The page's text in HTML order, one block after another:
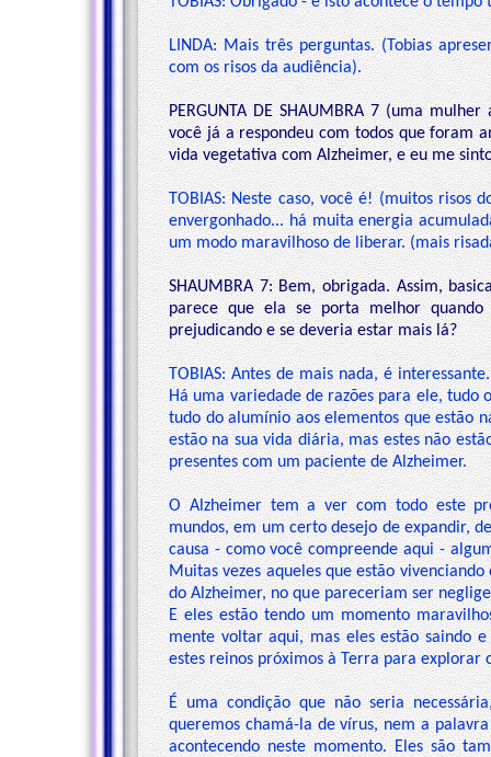
LINDA: Mais três perguntas. (Tobias
com os risos da audiência).
PERGUNTA DE SHAUMBRA 7 (uma
você já a respondeu com todos que foram
vida vegetativa com Alzheimer, e eu me
TOBIAS: Neste caso, você é! (muitos risos
envergonhado... há muita energia
um modo maravilhoso de liberar. (mais
SHAUMBRA 7: Bem, obrigada. Assim,
parece que ela se porta melhor
prejudicando e se deveria estar mais lá?
TOBIAS: Antes de mais nada, é
Há uma variedade de razões para ele, tudo
tudo do alumínio aos elementos que estão
estão na sua vida diária, mas estes não
presentes com um paciente de Alzheimer.
O Alzheimer tem a ver com todo este
mundos, em um certo desejo de expandir,
causa - como você compreende aqui -
Muitas vezes aqueles que estão
do Alzheimer, no que pareceriam ser
E eles estão tendo um momento
mente voltar aqui, mas eles estão saindo
estes reinos próximos à Terra para explorar
É uma condição que não seria
queremos chamá-la de vírus, nem a
acontecendo neste momento. Eles são